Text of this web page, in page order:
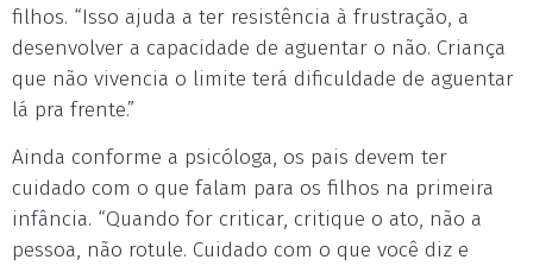
filhos. “Isso ajuda a ter resistência à frustração, a
desenvolver a capacidade de aguentar o não. Criança
que não vivencia o limite terá dificuldade de aguentar
lá pra frente.”
Ainda conforme a psicóloga, os pais devem ter
cuidado com o que falam para os filhos na primeira
infância. “Quando for criticar, critique o ato, não a
pessoa, não rotule. Cuidado com o que você diz e